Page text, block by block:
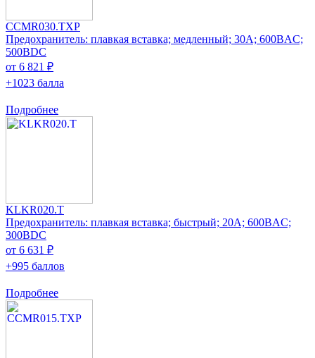
CCMR030.TXP
Предохранитель: плавкая вставка; медленный; 30А; 600ВAC;
500ВDC
от 6 821 ₽
+1023 балла
Подробнее
KLKR020.T
Предохранитель: плавкая вставка; быстрый; 20А; 600ВAC;
300ВDC
от 6 631 ₽
+995 баллов
Подробнее